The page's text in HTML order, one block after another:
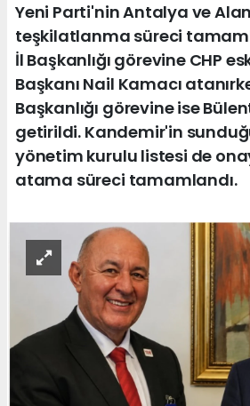
Yeni Parti'nin Antalya ve
teşkilatlanma süreci
İl Başkanlığı görevine CHP
Başkanı Nail Kamacı
Başkanlığı görevine ise
getirildi. Kandemir'in
yönetim kurulu listesi de
atama süreci tamamlandı.